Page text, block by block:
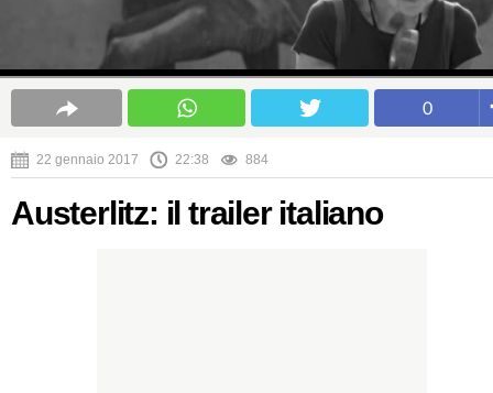
0
22 gennaio 2017 22:38 884
Austerlitz: il trailer italiano